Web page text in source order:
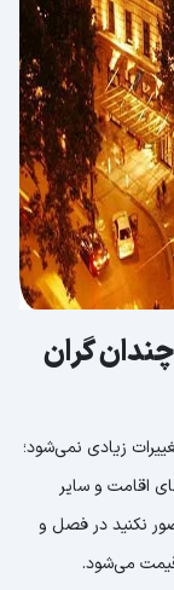
گران
زیادی نمی‌شود؛
اقامت و سایر
نکنید در فصل و
می‌شود.